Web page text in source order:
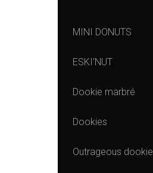
MINI DONUTS
ESKI’NUT
Dookie marbré
Dookies
Outrageous dookie